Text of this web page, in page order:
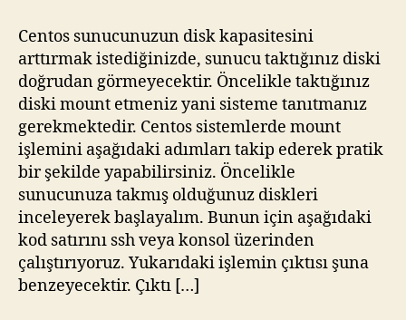
/
Centos
Disk
Ekleme
Centos sunucunuzun disk kapasitesini
arttırmak istediğinizde, sunucu taktığınız diski
doğrudan görmeyecektir. Öncelikle taktığınız
diski mount etmeniz yani sisteme tanıtmanız
gerekmektedir. Centos sistemlerde mount
işlemini aşağıdaki adımları takip ederek pratik
bir şekilde yapabilirsiniz. Öncelikle
sunucunuza takmış olduğunuz diskleri
inceleyerek başlayalım. Bunun için aşağıdaki
kod satırını ssh veya konsol üzerinden
çalıştırıyoruz. Yukarıdaki işlemin çıktısı şuna
benzeyecektir. Çıktı […]